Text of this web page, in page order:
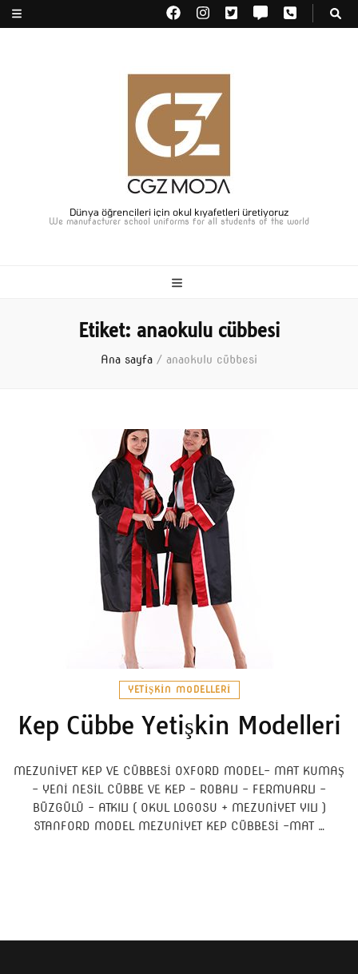
Dünya öğrencileri için okul kıyafetleri üretiyoruz
We manufacturer school uniforms for all students of the world
Etiket: anaokulu cübbesi
Ana sayfa / anaokulu cübbesi
YETIŞKIN MODELLERI
Kep Cübbe Yetişkin Modelleri
MEZUNİYET KEP VE CÜBBESİ OXFORD MODEL- MAT KUMAŞ
– YENİ NESİL CÜBBE VE KEP – ROBALI – FERMUARLI –
BÜZGÜLÜ – ATKILI ( OKUL LOGOSU + MEZUNİYET YILI )
STANFORD MODEL MEZUNİYET KEP CÜBBESİ -MAT …